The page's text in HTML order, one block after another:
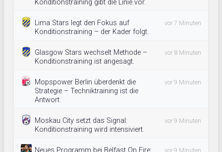
Konditionstraining gibt die Linie vor.
Lima Stars legt den Fokus auf
Konditionstraining – der Kader folgt.
vor 7 Minuten
Glasgow Stars wechselt Methode –
Konditionstraining ist angesagt.
vor 8 Minuten
Mopspower Berlin überdenkt die
Strategie – Techniktraining ist die
Antwort.
vor 9 Minuten
Moskau City setzt das Signal:
Konditionstraining wird intensiviert.
vor 9 Minuten
vor 9 Minuten